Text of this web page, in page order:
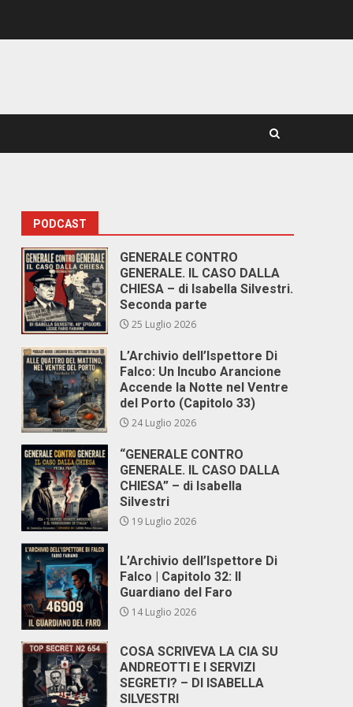
PODCAST
GENERALE CONTRO
GENERALE. IL CASO DALLA
CHIESA – di Isabella Silvestri.
Seconda parte
25 Luglio 2026
L’Archivio dell’Ispettore Di
Falco: Un Incubo Arancione
Accende la Notte nel Ventre
del Porto (Capitolo 33)
24 Luglio 2026
“GENERALE CONTRO
GENERALE. IL CASO DALLA
CHIESA” – di Isabella
Silvestri
19 Luglio 2026
L’Archivio dell’Ispettore Di
Falco | Capitolo 32: Il
Guardiano del Faro
14 Luglio 2026
COSA SCRIVEVA LA CIA SU
ANDREOTTI E I SERVIZI
SEGRETI? – DI ISABELLA
SILVESTRI